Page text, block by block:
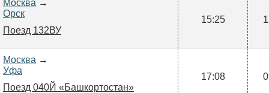
Москва →
Орск
Поезд 132ВУ
15:25
Москва →
Уфа
Поезд 040Й «Башкортостан»
17:08